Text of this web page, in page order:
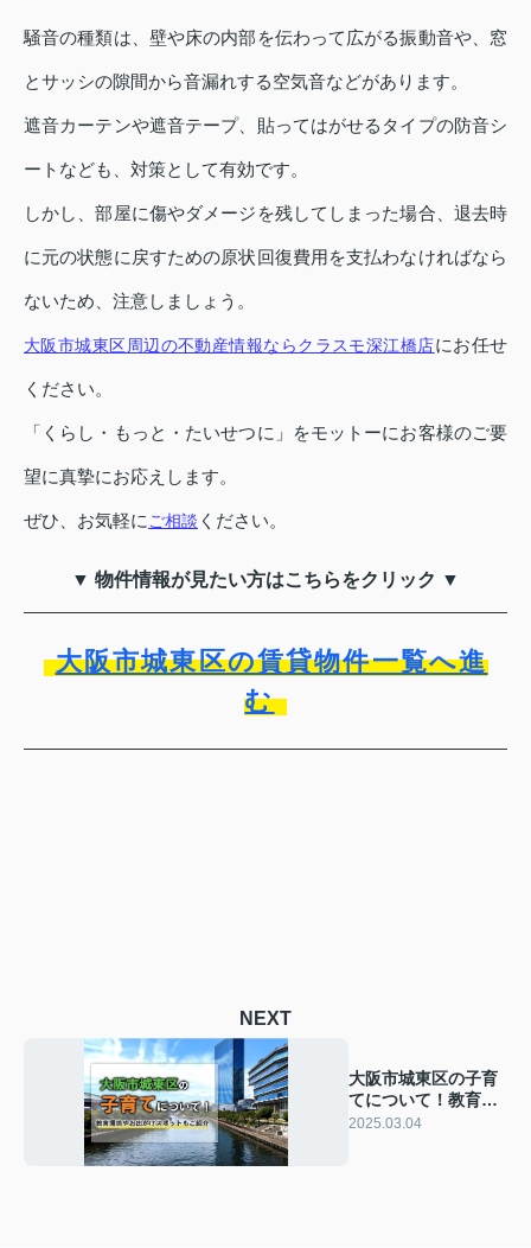
騒音の種類は、壁や床の内部を伝わって広がる振動音や、窓
とサッシの隙間から音漏れする空気音などがあります。
遮音カーテンや遮音テープ、貼ってはがせるタイプの防音シ
ートなども、対策として有効です。
しかし、部屋に傷やダメージを残してしまった場合、退去時
に元の状態に戻すための原状回復費用を支払わなければなら
ないため、注意しましょう。
大阪市城東区周辺の不動産情報ならクラスモ深江橋店にお任せ
ください。
「くらし・もっと・たいせつに」をモットーにお客様のご要
望に真摯にお応えします。
ぜひ、お気軽にご相談 ください。
▼ 物件情報が見たい方はこちらをクリック ▼
大阪市城東区の賃貸物件一覧へ進
む
NEXT
大阪市城東区の子育
てについて！教育環
境やお出かけスポッ
2025.03.04